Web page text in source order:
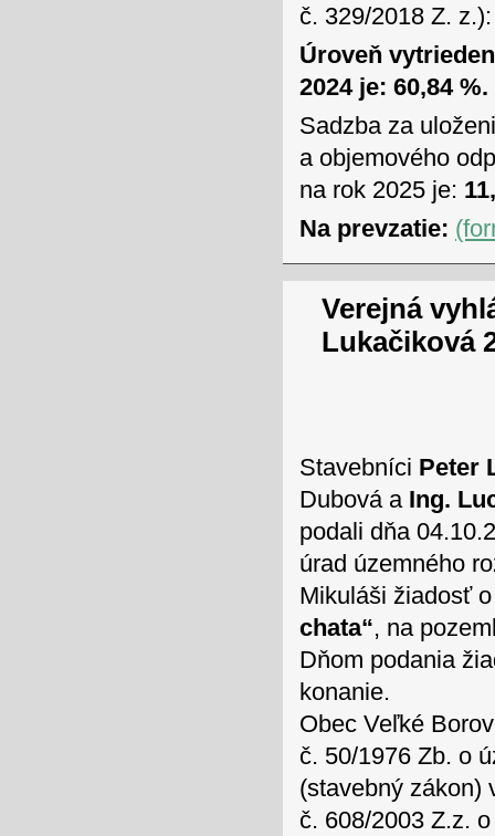
č. 329/2018 Z. z.):
Úroveň
2024 je: 60,84 %.
Sadzba za
a objemového
na rok 2025 je:
Na prevzatie:
Verejná
Lukačiková
Stavebníci Peter
Dubová a Ing.
podali dňa
úrad územného
Mikuláši žiadosť
chata“, na
Dňom podania
konanie.
Obec Veľké
č. 50/1976 Zb. o
(stavebný zákon)
č. 608/2003 Z.z.